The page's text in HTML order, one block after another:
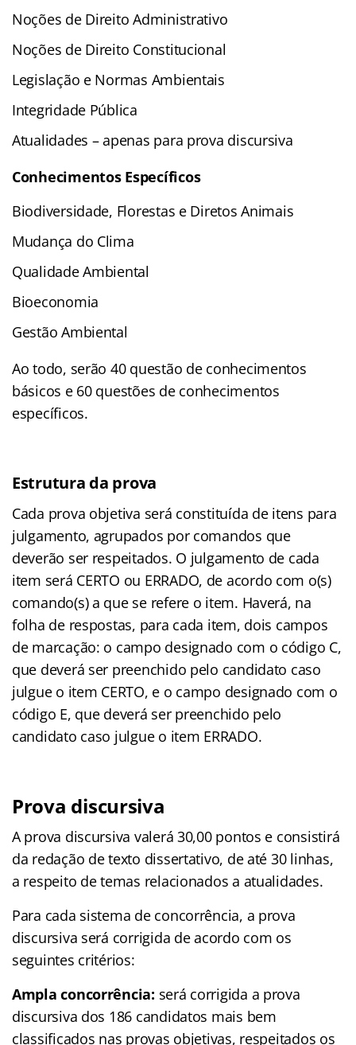
Noções de Direito Administrativo
Noções de Direito Constitucional
Legislação e Normas Ambientais
Integridade Pública
Atualidades – apenas para prova discursiva
Conhecimentos Específicos
Biodiversidade, Florestas e Diretos Animais
Mudança do Clima
Qualidade Ambiental
Bioeconomia
Gestão Ambiental
Ao todo, serão 40 questão de conhecimentos
básicos e 60 questões de conhecimentos
específicos.
Estrutura da prova
Cada prova objetiva será constituída de itens para
julgamento, agrupados por comandos que
deverão ser respeitados. O julgamento de cada
item será CERTO ou ERRADO, de acordo com o(s)
comando(s) a que se refere o item. Haverá, na
folha de respostas, para cada item, dois campos
de marcação: o campo designado com o código C,
que deverá ser preenchido pelo candidato caso
julgue o item CERTO, e o campo designado com o
código E, que deverá ser preenchido pelo
candidato caso julgue o item ERRADO.
Prova discursiva
A prova discursiva valerá 30,00 pontos e consistirá
da redação de texto dissertativo, de até 30 linhas,
a respeito de temas relacionados a atualidades.
Para cada sistema de concorrência, a prova
discursiva será corrigida de acordo com os
seguintes critérios:
Ampla concorrência: será corrigida a prova
discursiva dos 186 candidatos mais bem
classificados nas provas objetivas, respeitados os